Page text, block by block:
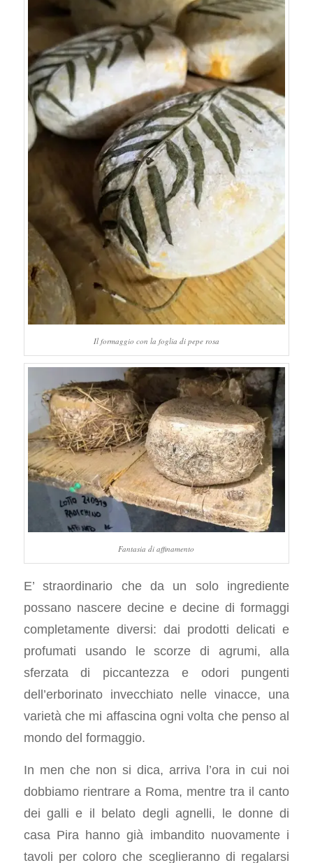
Il formaggio con la foglia di pepe rosa
Fantasia di affinamento
E’ straordinario che da un solo ingrediente
possano nascere decine e decine di formaggi
completamente diversi: dai prodotti delicati e
profumati usando le scorze di agrumi, alla
sferzata di piccantezza e odori pungenti
dell’erborinato invecchiato nelle vinacce, una
varietà che mi affascina ogni volta che penso al
mondo del formaggio.
In men che non si dica, arriva l’ora in cui noi
dobbiamo rientrare a Roma, mentre tra il canto
dei galli e il belato degli agnelli, le donne di
casa Pira hanno già imbandito nuovamente i
tavoli per coloro che sceglieranno di regalarsi